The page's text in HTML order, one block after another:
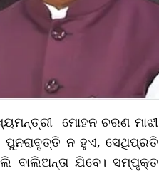
ମୋହନ ଚରଣ ମାଝୀ
ନ ହୁଏ, ସେଥିପ୍ରତି
ବାଲିଅନ୍ତା ଯିବେ। ସମ୍ପୃକ୍ତ